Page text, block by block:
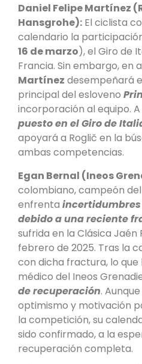
Daniel Felipe Martínez
Hansgrohe): El ciclista
calendario la
16 de marzo), el Giro de
Francia. Sin embargo, en
Martínez desempeñará
principal del esloveno
incorporación al equipo.
puesto en el Giro de
apoyará a Roglič en la
ambas competencias.
Egan Bernal (Ineos
colombiano, campeón del
enfrenta
debido a una reciente
sufrida en la Clásica Jaén
febrero de 2025. Tras la
con dicha fractura, lo que
médico del Ineos
de recuperación.
optimismo y motivación
la competición, su
sido confirmado, a la
recuperación completa.